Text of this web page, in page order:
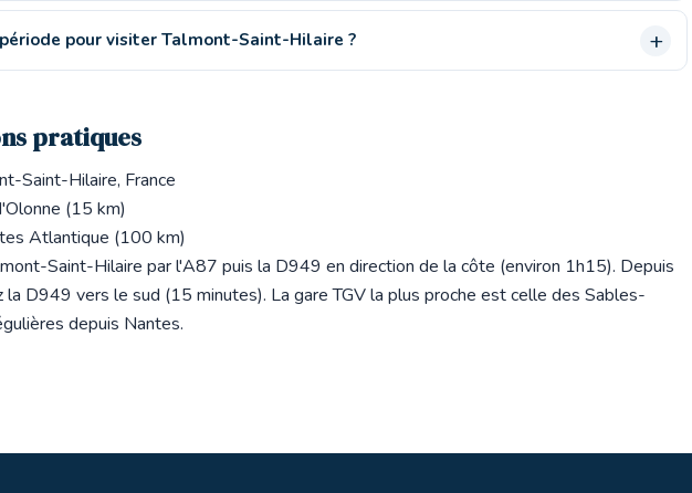
pour visiter Talmont-Saint-Hilaire ?
pratiques
Saint-Hilaire, France
(15 km)
Atlantique (100 km)
Saint-Hilaire par l'A87 puis la D949 en direction de la côte (environ 1h15). Depuis
la D949 vers le sud (15 minutes). La gare TGV la plus proche est celle des Sables-
depuis Nantes.